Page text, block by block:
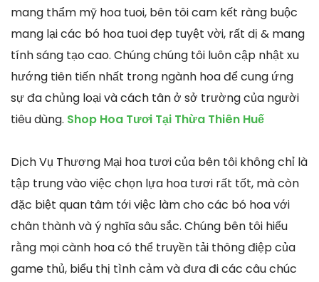
mang thẩm mỹ hoa tuoi, bên tôi cam kết ràng buộc
mang lại các bó hoa tuoi đẹp tuyệt vời, rất dị & mang
tính sáng tạo cao. Chúng chúng tôi luôn cập nhật xu
hướng tiên tiến nhất trong ngành hoa để cung ứng
sự đa chủng loại và cách tân ở sở trường của người
tiêu dùng. Shop Hoa Tươi Tại Thừa Thiên Huế
Dịch Vụ Thương Mại hoa tươi của bên tôi không chỉ là
tập trung vào việc chọn lựa hoa tươi rất tốt, mà còn
đặc biệt quan tâm tới việc làm cho các bó hoa với
chân thành và ý nghĩa sâu sắc. Chúng bên tôi hiểu
rằng mọi cành hoa có thể truyền tải thông điệp của
game thủ, biểu thị tình cảm và đưa đi các câu chúc